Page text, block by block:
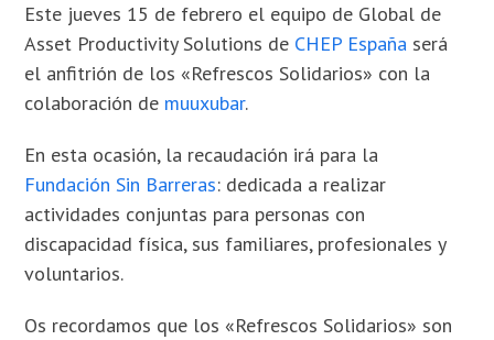
Este jueves 15 de febrero el equipo de Global de
Asset Productivity Solutions de CHEP España será
el anfitrión de los «Refrescos Solidarios» con la
colaboración de muuxubar.
En esta ocasión, la recaudación irá para la
Fundación Sin Barreras: dedicada a realizar
actividades conjuntas para personas con
discapacidad física, sus familiares, profesionales y
voluntarios.
Os recordamos que los «Refrescos Solidarios» son